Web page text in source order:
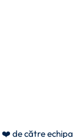
❤️ de către echipa